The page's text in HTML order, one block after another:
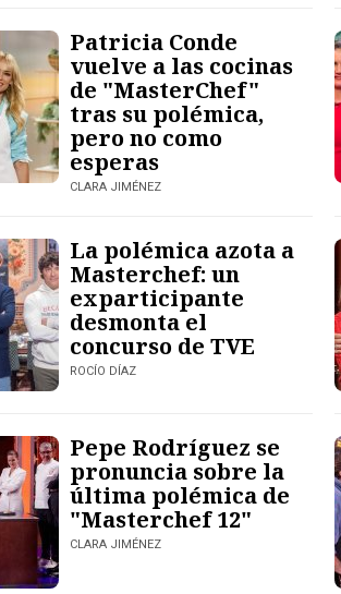
Patricia Conde
vuelve a las cocinas
de "MasterChef"
tras su polémica,
pero no como
esperas
CLARA JIMÉNEZ
La polémica azota a
Masterchef: un
exparticipante
desmonta el
concurso de TVE
ROCÍO DÍAZ
Pepe Rodríguez se
pronuncia sobre la
última polémica de
"Masterchef 12"
CLARA JIMÉNEZ